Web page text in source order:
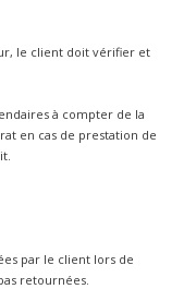
le client doit vérifier et
à compter de la
en cas de prestation de
par le client lors de
retournées.